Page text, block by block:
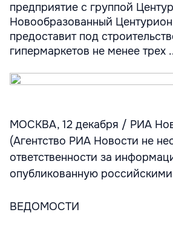
предприятие с группой
Новообразованный
предоставит под
гипермаркетов не менее трех
МОСКВА, 12 декабря / РИА
(Агентство РИА Новости не
ответственности за
опубликованную российскими
ВЕДОМОСТИ